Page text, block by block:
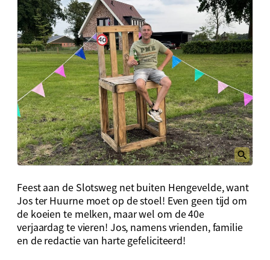
Feest aan de Slotsweg net buiten Hengevelde, want
Jos ter Huurne moet op de stoel! Even geen tijd om
de koeien te melken, maar wel om de 40e
verjaardag te vieren! Jos, namens vrienden, familie
en de redactie van harte gefeliciteerd!